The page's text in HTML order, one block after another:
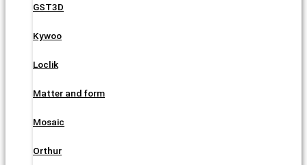
GST3D
Kywoo
Loclik
Matter and form
Mosaic
Orthur